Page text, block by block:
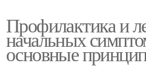
Профилактика и
начальных
основные